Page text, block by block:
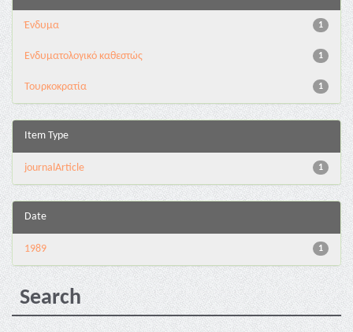
1
Ένδυμα
1
Ενδυματολογικό καθεστώς
1
Τουρκοκρατία
Item Type
1
journalArticle
Date
1
1989
Search